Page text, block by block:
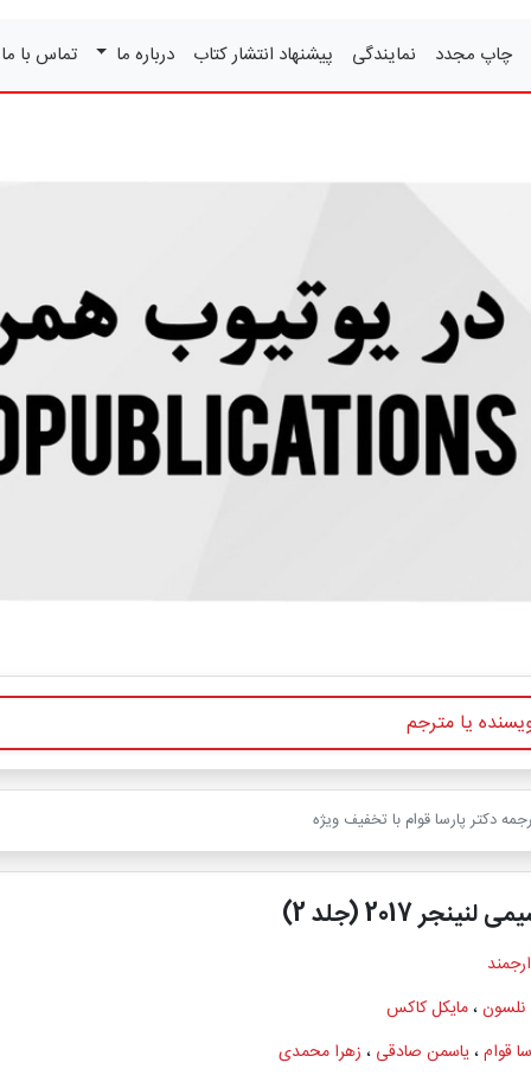
چاپ مجدد نمایندگی پیشنهاد انتشار کتاب درباره ما تماس با
2017 (جلد 2)
نلسون،مایکل کاکس
قوام،یاسمن صادقی ، زهرا محمدی